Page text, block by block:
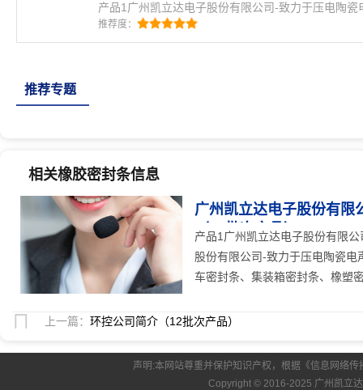
产品1广州凯立达电子股份有限公司-致力于压电陶
介：广州凯立达电子股份有限公司-致力于压电陶瓷
封条、三元乙丙海绵条、eva发泡条、汽车密封条、
推荐度：
推荐专题
相关橡胶密封条信息
广州凯立达电子股份有限
（12批次产品）
25人关注
产品1广州凯立达电子股份有限
股份有限公司-致力于压电陶瓷
车密封条、集装箱密封条、橡塑
上一篇： 环控公司简介（12批次产品）
声明:本网站尊重并保护知识产权，根据《信息网络
Copyright © 2016-2025 广州凯立